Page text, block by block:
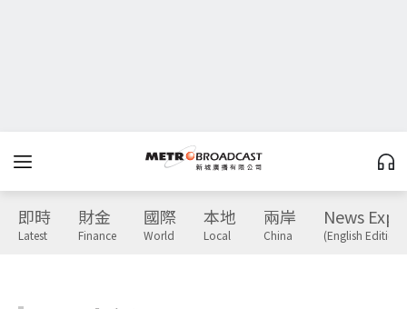
即時
Latest
財金
Finance
國際
World
本地
Local
兩岸
China
News
(English Edition)